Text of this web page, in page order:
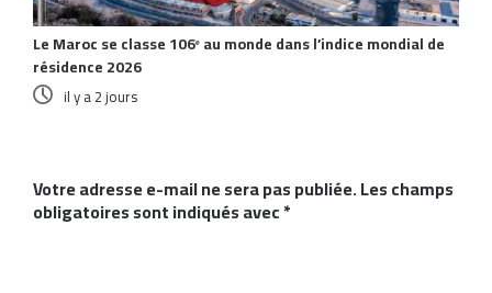
Le Maroc se classe 106ᵉ au monde dans l’indice mondial de
résidence 2026
il y a 2 jours
Votre adresse e-mail ne sera pas publiée.Les champs
obligatoires sont indiqués avec*